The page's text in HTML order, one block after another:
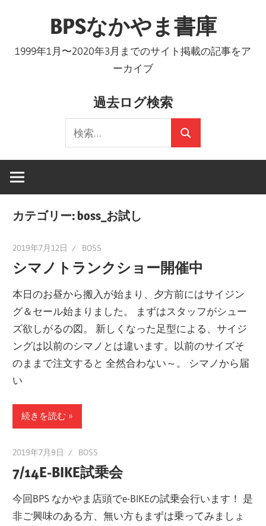
プ
BPSなかやま書庫
1999年1月〜2020年3月までのサイト掲載の記事をア
ーカイブ
過去ログ検索
索:
検
索
カテゴリー: boss_お試し
2019年7月12日 BOSS
シマノトランクショー開催中
本日のお昼から搬入が始まり、夕方前にはサイジン
グ＆セール始まりました。 まずはスタッフがシュー
ズ欲しがるの図。 新しくなった足型による、サイジ
ングは以前のシマノとは違います。以前のサイズそ
のままで注文すると 全然合わない～。 シマノから届
い
続きを読む
2019年7月9日 BOSS
7/14E-BIKE試乗会
今回BPS なかやま店頭でe-BIKEの試乗会行います！ 是
非ご興味のある方、無い方もまずは乗ってみましょ